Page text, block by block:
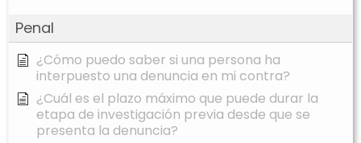
Penal
¿Cómo puedo saber si una persona ha
interpuesto una denuncia en mi contra?
¿Cuál es el plazo máximo que puede durar la
etapa de investigación previa desde que se
presenta la denuncia?